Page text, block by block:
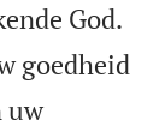
God.
goedheid
uw